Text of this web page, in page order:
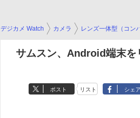
デジカメ Watch カメラ レンズ一体型（コン
サムスン、Android端末を
ポスト リスト シェア